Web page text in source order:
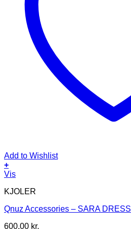
Add to Wishlist
+
Dette
har
varianter.
Vis
KJOLER
Qnuz Accessories – SARA DRESS
600,00 kr.